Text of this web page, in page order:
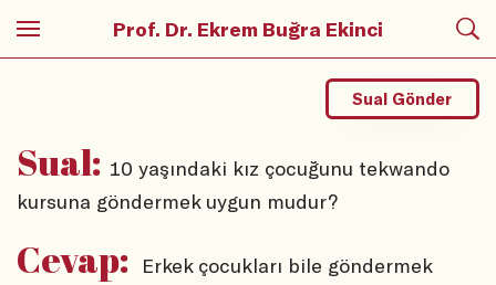
Prof. Dr. Ekrem Buğra Ekinci
Sual: 10 yaşındaki kız çocuğunu tekwando
kursuna göndermek uygun mudur?
Sual Gönder
Cevap:
Erkek çocukları bile göndermek